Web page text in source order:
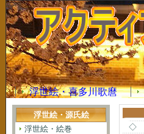
浮世絵・喜多川歌麿
◇
浮世絵・源氏絵
浮世絵・絵巻